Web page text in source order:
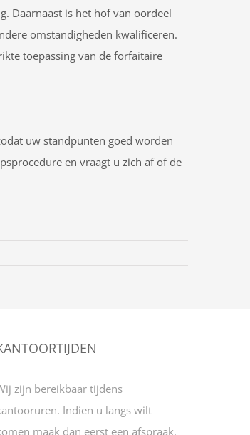
Daarnaast is het hof van oordeel
omstandigheden kwalificeren.
toepassing van de forfaitaire
uw standpunten goed worden
en vraagt u zich af of de
zijn bereikbaar tijdens
Indien u langs wilt
maak dan eerst een afspraak.